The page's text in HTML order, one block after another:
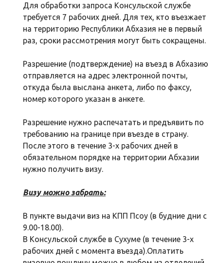
Для обработки запроса Консульской службе
требуется 7 рабочих дней. Для тех, кто въезжает
на территорию Республики Абхазия не в первый
раз, сроки рассмотрения могут быть сокращены.
Разрешение (подтверждение) на въезд в Абхазию
отправляется на адрес электронной почты,
откуда была выслана анкета, либо по факсу,
номер которого указан в анкете.
Разрешение нужно распечатать и предъявить по
требованию на границе при въезде в страну.
После этого в течение 3-х рабочих дней в
обязательном порядке на территории Абхазии
нужно получить визу.
Визу можно забрать:
В пункте выдачи виз на КПП Псоу (в будние дни с
9.00-18.00).
В Консульской службе в Сухуме (в течение 3-х
рабочих дней с момента въезда).Оплатить